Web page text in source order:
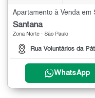
Apartamento à Venda em
Santana
Zona Norte - São Paulo
Rua Voluntários da
WhatsApp